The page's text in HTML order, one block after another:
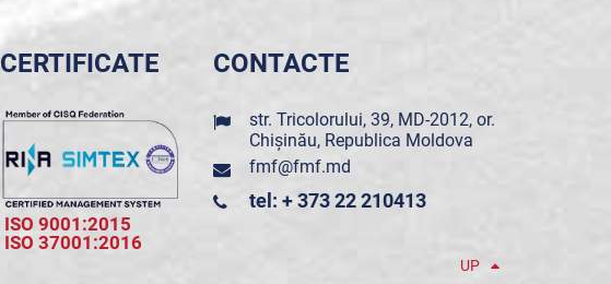
CERTIFICATE
ISO 9001:2015
ISO 37001:2016
CONTACTE
str. Tricolorului, 39, MD-2012, or.
Chișinău, Republica Moldova
fmf@fmf.md
tel: + 373 22 210413
UP